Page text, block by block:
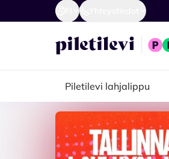
Piletilevi lahjalippu